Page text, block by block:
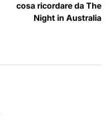
cosa ricordare da The
Night in Australia